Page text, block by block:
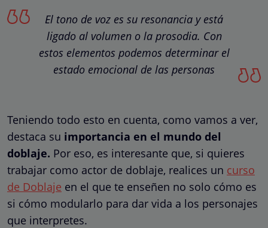
El tono de voz es su resonancia y está
ligado al volumen o la prosodia. Con
estos elementos podemos determinar el
estado emocional de las personas
Teniendo todo esto en cuenta, como vamos a ver,
destaca su importancia en el mundo del
doblaje. Por eso, es interesante que, si quieres
trabajar como actor de doblaje, realices un curso
de Doblaje en el que te enseñen no solo cómo es
si cómo modularlo para dar vida a los personajes
que interpretes.